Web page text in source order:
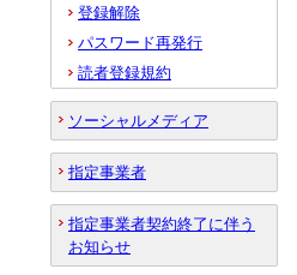
登録解除
パスワード再発行
読者登録規約
ソーシャルメディア
指定事業者
指定事業者契約終了に伴う
お知らせ